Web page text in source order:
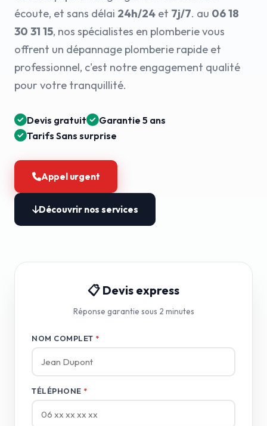
écoute, et sans délai 24h/24 et 7j/7. au 06 18
30 31 15, nos spécialistes en plomberie vous
offrent un dépannage plomberie rapide et
professionnel, c'est notre engagement qualité
pour votre tranquillité.
Devis gratuit
Garantie 5 ans
Tarifs Sans surprise
Appel urgent
Découvrir nos services
📋 Devis express
Réponse garantie sous 2 minutes
NOM COMPLET *
TÉLÉPHONE *